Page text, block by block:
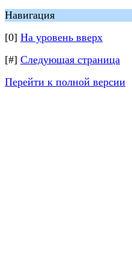
Навигация
[0] На уровень вверх
[#] Следующая страница
Перейти к полной версии